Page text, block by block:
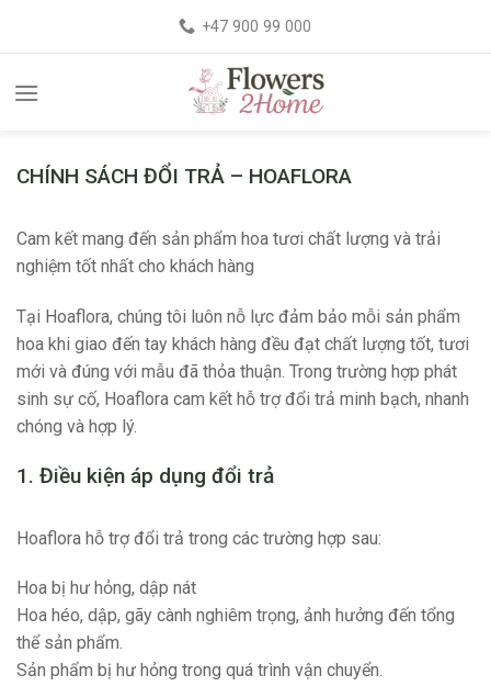
+47 900 99 000
CHÍNH SÁCH ĐỔI TRẢ – HOAFLORA
Cam kết mang đến sản phẩm hoa tươi chất lượng và trải
nghiệm tốt nhất cho khách hàng
Tại Hoaflora, chúng tôi luôn nỗ lực đảm bảo mỗi sản phẩm
hoa khi giao đến tay khách hàng đều đạt chất lượng tốt, tươi
mới và đúng với mẫu đã thỏa thuận. Trong trường hợp phát
sinh sự cố, Hoaflora cam kết hỗ trợ đổi trả minh bạch, nhanh
chóng và hợp lý.
1. Điều kiện áp dụng đổi trả
Hoaflora hỗ trợ đổi trả trong các trường hợp sau:
Hoa bị hư hỏng, dập nát
Hoa héo, dập, gãy cành nghiêm trọng, ảnh hưởng đến tổng
thể sản phẩm.
Sản phẩm bị hư hỏng trong quá trình vận chuyển.